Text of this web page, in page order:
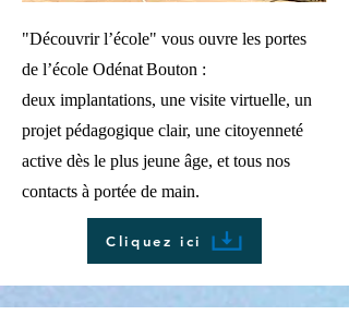
"Découvrir l’école" vous ouvre les portes
de l’école Odénat Bouton :
deux implantations, une visite virtuelle, un
projet pédagogique clair, une citoyenneté
active dès le plus jeune âge, et tous nos
contacts à portée de main.
Cliquez ici